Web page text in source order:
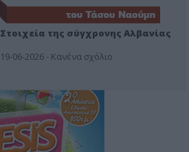
Στοιχεία της σύγχρονης Αλβανίας
19-06-2026 - Κανένα σχόλιο